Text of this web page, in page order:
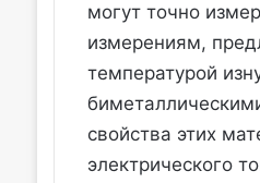
могут точно
измерениям,
температурой
свойства этих
электрического